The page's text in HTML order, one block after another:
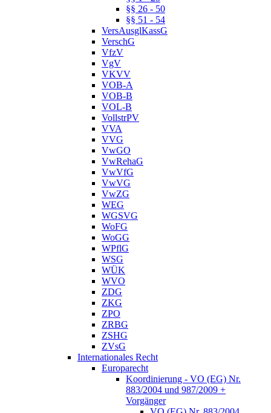
§§ 26 - 50
§§ 51 - 54
VersAusglKassG
VerschG
VfzV
VgV
VKVV
VOB-A
VOB-B
VOL-B
VollstrPV
VVA
VVG
VwGO
VwRehaG
VwVfG
VwVG
VwZG
WEG
WGSVG
WoFG
WoGG
WPflG
WSG
WÜK
WVO
ZDG
ZKG
ZPO
ZRBG
ZSHG
ZVsG
Internationales Recht
Europarecht
Koordinierung - VO (EG) Nr.
883/2004 und 987/2009 +
Vorgänger